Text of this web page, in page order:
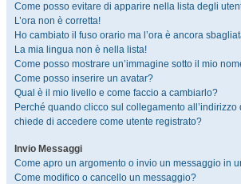
Come posso evitare di apparire nella lista degli
L’ora non è corretta!
Ho cambiato il fuso orario ma l’ora è ancora
La mia lingua non è nella lista!
Come posso mostrare un’immagine sotto il mio
Come posso inserire un avatar?
Qual è il mio livello e come faccio a cambiarlo?
Perché quando clicco sul collegamento all’indirizzo
chiede di accedere come utente registrato?
Invio Messaggi
Come apro un argomento o invio un messaggio in
Come modifico o cancello un messaggio?